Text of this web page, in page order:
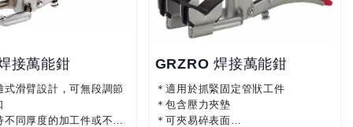
接萬能鉗
式滑臂設計，可無段調節
同厚度的加工件或不規
GRZRO 焊接萬能鉗
＊適用於抓緊固定管狀工件
＊包含壓力夾墊
＊可夾易碎表面